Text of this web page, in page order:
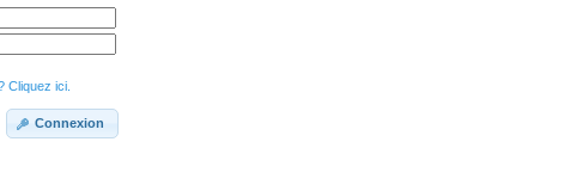
Cliquez ici.
Connexion